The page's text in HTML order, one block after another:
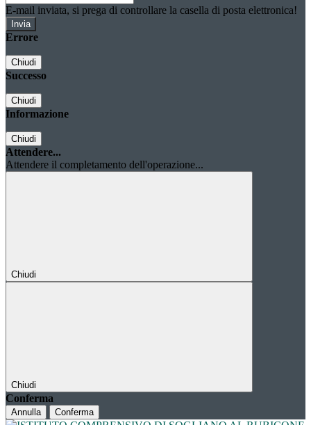
E-mail inviata, si prega di controllare la casella di posta elettronica!
Errore
Chiudi
Successo
Chiudi
Informazione
Chiudi
Attendere...
Attendere il completamento dell'operazione...
Chiudi
Chiudi
Conferma
Annulla Conferma